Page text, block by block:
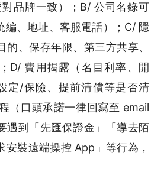
對品牌一致）；B/ 公司名錄可
編、地址、客服電話）；C/ 隱
的、保存年限、第三方共享、
D/ 費用揭露（名目利率、開
定/保險、提前清償等是否清
（口頭承諾一律回寫至 email
遇到「先匯保證金」「導去陌
安裝遠端操控 App」等行為，